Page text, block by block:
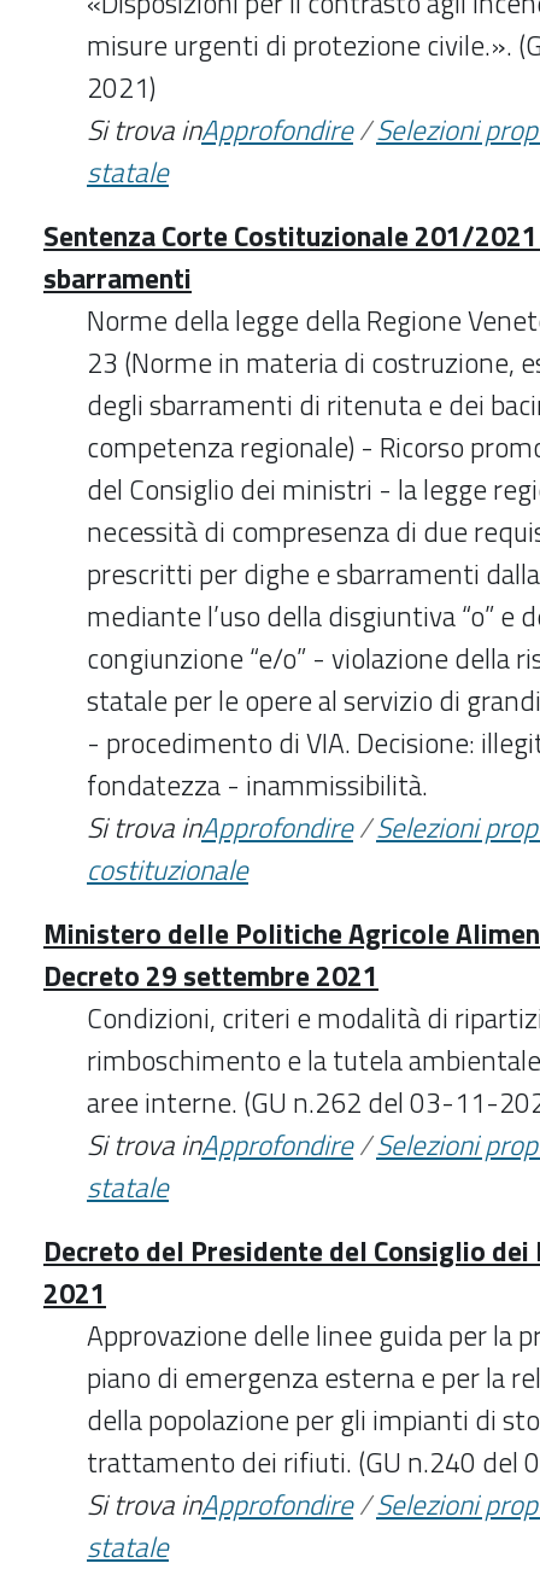
misure urgenti di protezione civile.».
2021)
Si trova inApprofondire/Selezioni
statale
Sentenza Corte Costituzionale 201/
sbarramenti
Norme della legge della Regione
23 (Norme in materia di costruzione,
degli sbarramenti di ritenuta e dei
competenza regionale) - Ricorso
del Consiglio dei ministri - la legge
necessità di compresenza di due
prescritti per dighe e sbarramenti
mediante l’uso della disgiuntiva “o” e
congiunzione “e/o” - violazione della
statale per le opere al servizio di
- procedimento di VIA. Decisione:
fondatezza - inammissibilità.
Si trova inApprofondire/Selezioni
costituzionale
Ministero delle Politiche Agricole
Decreto 29 settembre 2021
Condizioni, criteri e modalità di
rimboschimento e la tutela
aree interne. (GU n.262 del 03-11-
Si trova inApprofondire/Selezioni
statale
Decreto del Presidente del Consiglio
2021
Approvazione delle linee guida per la
piano di emergenza esterna e per la
della popolazione per gli impianti di
trattamento dei rifiuti. (GU n.240 del
Si trova inApprofondire/Selezioni
statale